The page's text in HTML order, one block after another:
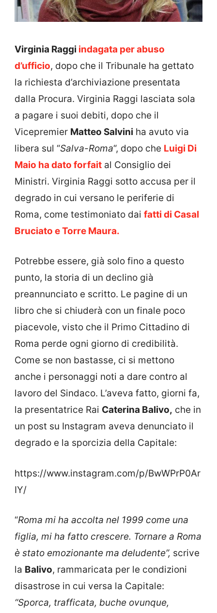
Virginia Raggi indagata per abuso
d’ufficio, dopo che il Tribunale ha gettato
la richiesta d’archiviazione presentata
dalla Procura. Virginia Raggi lasciata sola
a pagare i suoi debiti, dopo che il
Vicepremier Matteo Salvini ha avuto via
libera sul “Salva-Roma“, dopo che Luigi Di
Maio ha dato forfait al Consiglio dei
Ministri. Virginia Raggi sotto accusa per il
degrado in cui versano le periferie di
Roma, come testimoniato dai fatti di Casal
Bruciato e Torre Maura.
Potrebbe essere, già solo fino a questo
punto, la storia di un declino già
preannunciato e scritto. Le pagine di un
libro che si chiuderà con un finale poco
piacevole, visto che il Primo Cittadino di
Roma perde ogni giorno di credibilità.
Come se non bastasse, ci si mettono
anche i personaggi noti a dare contro al
lavoro del Sindaco. L’aveva fatto, giorni fa,
la presentatrice Rai Caterina Balivo, che in
un post su Instagram aveva denunciato il
degrado e la sporcizia della Capitale:
https://www.instagram.com/p/BwWPrP0Ar
IY/
“Roma mi ha accolta nel 1999 come una
figlia, mi ha fatto crescere. Tornare a Roma
è stato emozionante ma deludente”, scrive
la Balivo, rammaricata per le condizioni
disastrose in cui versa la Capitale:
“Sporca, trafficata, buche ovunque,